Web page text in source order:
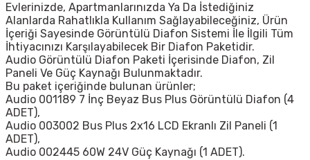
Evlerinizde, Apartmanlarınızda Ya Da İstediğiniz
Alanlarda Rahatlıkla Kullanım Sağlayabileceğiniz, Ürün
İçeriği Sayesinde Görüntülü Diafon Sistemi İle İlgili Tüm
İhtiyacınızı Karşılayabilecek Bir Diafon Paketidir.
Audio Görüntülü Diafon Paketi İçerisinde Diafon, Zil
Paneli Ve Güç Kaynağı Bulunmaktadır.
Bu paket içeriğinde bulunan ürünler;
Audio 001189 7 İnç Beyaz Bus Plus Görüntülü Diafon (4
ADET),
Audio 003002 Bus Plus 2x16 LCD Ekranlı Zil Paneli (1
ADET),
Audio 002445 60W 24V Güç Kaynağı (1 ADET).